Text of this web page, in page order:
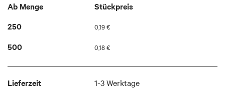
Ab Menge
Stückpreis
250
0,19 €
500 0,18 €
Lieferzeit
1-3 Werktage